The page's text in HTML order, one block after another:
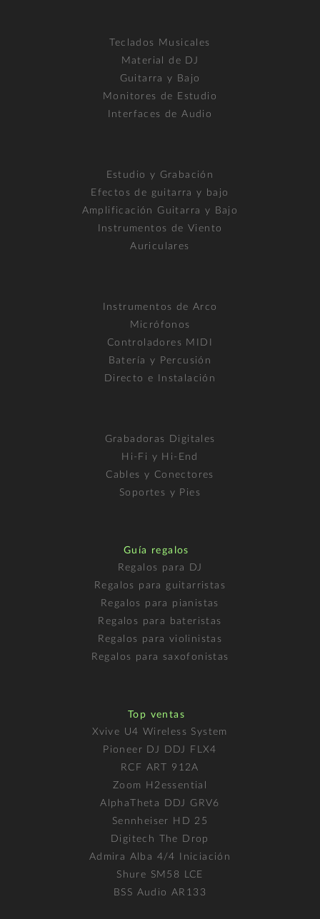
Teclados Musicales
Material de DJ
Guitarra y Bajo
Monitores de Estudio
Interfaces de Audio
Estudio y Grabación
Efectos de guitarra y bajo
Amplificación Guitarra y Bajo
Instrumentos de Viento
Auriculares
Instrumentos de Arco
Micrófonos
Controladores MIDI
Batería y Percusión
Directo e Instalación
Grabadoras Digitales
Hi-Fi y Hi-End
Cables y Conectores
Soportes y Pies
Guía regalos
Regalos para DJ
Regalos para guitarristas
Regalos para pianistas
Regalos para bateristas
Regalos para violinistas
Regalos para saxofonistas
Top ventas
Xvive U4 Wireless System
Pioneer DJ DDJ FLX4
RCF ART 912A
Zoom H2essential
AlphaTheta DDJ GRV6
Sennheiser HD 25
Digitech The Drop
Admira Alba 4/4 Iniciación
Shure SM58 LCE
BSS Audio AR133